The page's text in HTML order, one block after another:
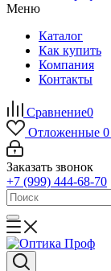
Меню
Каталог
Как купить
Компания
Контакты
Сравнение0
Отложенные 0
Заказать звонок
+7 (999) 444-68-70